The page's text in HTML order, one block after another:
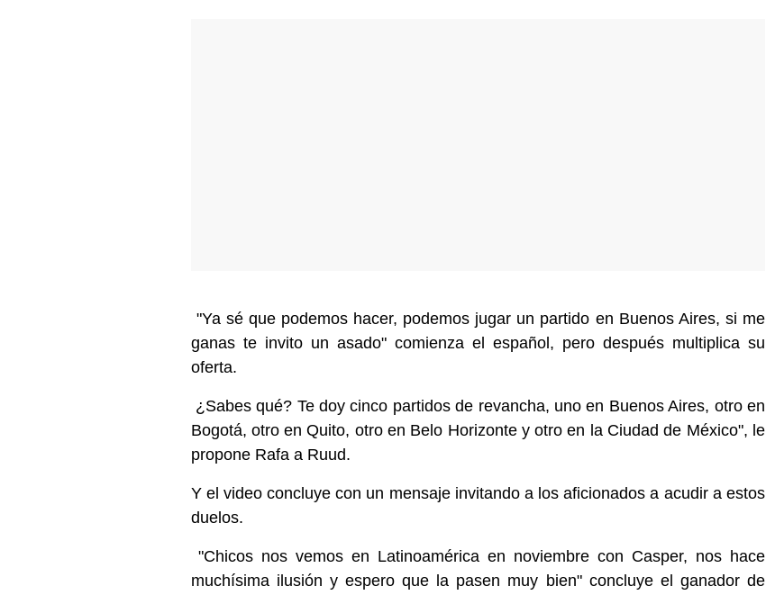
"Ya sé que podemos hacer, podemos jugar un partido en Buenos Aires, si me
ganas te invito un asado" comienza el español, pero después multiplica su
oferta.
¿Sabes qué? Te doy cinco partidos de revancha, uno en Buenos Aires, otro en
Bogotá, otro en Quito, otro en Belo Horizonte y otro en la Ciudad de México", le
propone Rafa a Ruud.
Y el video concluye con un mensaje invitando a los aficionados a acudir a estos
duelos.
"Chicos nos vemos en Latinoamérica en noviembre con Casper, nos hace
muchísima ilusión y espero que la pasen muy bien" concluye el ganador de